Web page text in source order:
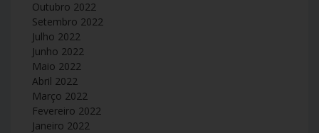
Outubro 2022
Setembro 2022
Julho 2022
Junho 2022
Maio 2022
Abril 2022
Março 2022
Fevereiro 2022
Janeiro 2022